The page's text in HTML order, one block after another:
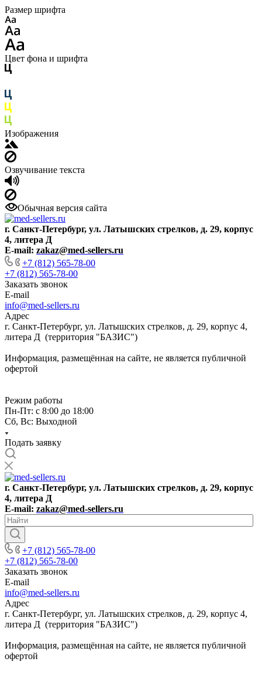
Размер шрифта
Цвет фона и шрифта
Изображения
Озвучивание текста
Обычная версия сайта
г. Санкт-Петербург, ул. Латышских стрелков, д. 29, корпус
4, литера Д
E-mail: zakaz@med-sellers.ru
+7 (812) 565-78-00
+7 (812) 565-78-00
Заказать звонок
E-mail
info@med-sellers.ru
Адрес
г. Санкт-Петербург, ул. Латышских стрелков, д. 29, корпус 4,
литера Д (территория "БАЗИС")
Информация, размещённая на сайте, не является публичной
офертой
Режим работы
Пн-Пт: с 8:00 до 18:00
Сб, Вс: Выходной
Подать заявку
г. Санкт-Петербург, ул. Латышских стрелков, д. 29, корпус
4, литера Д
E-mail: zakaz@med-sellers.ru
+7 (812) 565-78-00
+7 (812) 565-78-00
Заказать звонок
E-mail
info@med-sellers.ru
Адрес
г. Санкт-Петербург, ул. Латышских стрелков, д. 29, корпус 4,
литера Д (территория "БАЗИС")
Информация, размещённая на сайте, не является публичной
офертой